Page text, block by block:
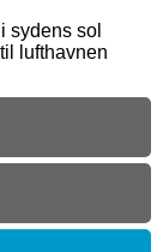
sydens sol
lufthavnen